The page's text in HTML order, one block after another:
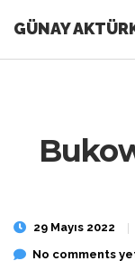
GÜNAY
29 Mayıs 2022
No comments